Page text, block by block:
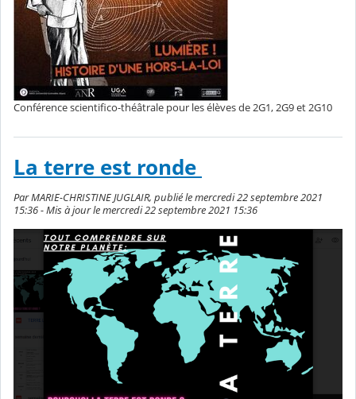
Conférence scientifico-théâtrale pour les élèves de 2G1, 2G9 et 2G10
La terre est ronde
Par MARIE-CHRISTINE JUGLAIR, publié le mercredi 22 septembre 2021
15:36 - Mis à jour le mercredi 22 septembre 2021 15:36